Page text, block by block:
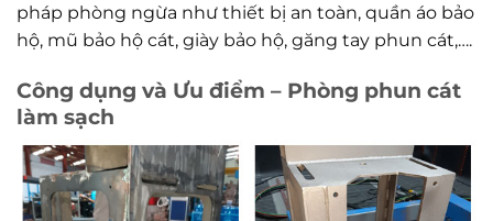
pháp phòng ngừa như thiết bị an toàn, quần áo bảo
hộ, mũ bảo hộ cát, giày bảo hộ, găng tay phun cát,….
Công dụng và Ưu điểm – Phòng phun cát
làm sạch